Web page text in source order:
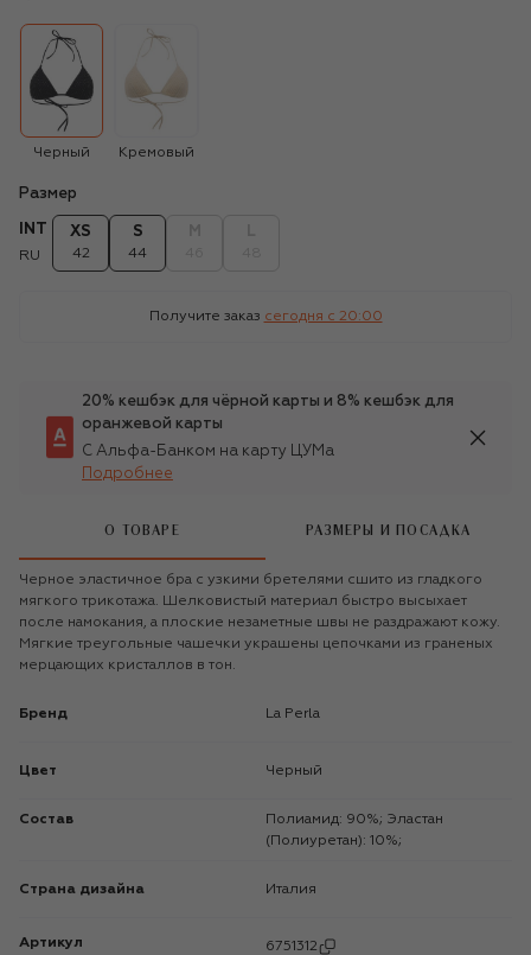
Черный Кремовый
Размер
INT
RU
XS
42
S
44
Получите заказ сегодня c 20:00
20% кешбэк для чёрной карты и 8% кешбэк для
оранжевой карты
С Альфа-Банком на карту ЦУМа
Подробнее
О ТОВАРЕ РАЗМЕРЫ И ПОСАДКА
Черное эластичное бра с узкими бретелями сшито из гладкого
мягкого трикотажа. Шелковистый материал быстро высыхает
после намокания, а плоские незаметные швы не раздражают кожу.
Мягкие треугольные чашечки украшены цепочками из граненых
мерцающих кристаллов в тон.
Бренд La Perla
Цвет Черный
Состав
Полиамид: 90%; Эластан
(Полиуретан): 10%;
Страна дизайна Италия
Артикул 6751312